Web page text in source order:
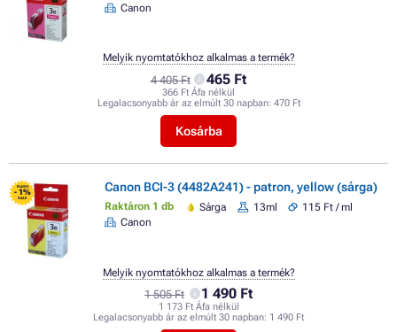
Canon
4 405 Ft 465 Ft
366 Ft Áfa nélkül
Legalacsonyabb ár az elmúlt 30 napban: 470 Ft
Kosárba
Melyik nyomtatókhoz alkalmas a termék?
FLASH
- 1%
SALE
Canon BCI-3 (4482A241) - patron, yellow (sárga)
Raktáron 1 db Sárga 13ml
115 Ft / ml
Canon
1 505 Ft 1 490 Ft
1 173 Ft Áfa nélkül
Legalacsonyabb ár az elmúlt 30 napban: 1 490 Ft
Melyik nyomtatókhoz alkalmas a termék?